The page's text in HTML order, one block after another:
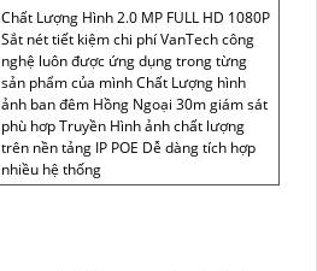
Chất Lượng Hình 2.0 MP FULL HD 1080P
Sắt nét tiết kiệm chi phí VanTech công
nghệ luôn được ứng dụng trong từng
sản phẩm của mình Chất Lượng hình
ảnh ban đêm Hồng Ngoại 30m giám sát
phù hơp Truyền Hình ảnh chất lượng
trên nền tảng IP POE Dễ dàng tích hợp
nhiều hệ thống